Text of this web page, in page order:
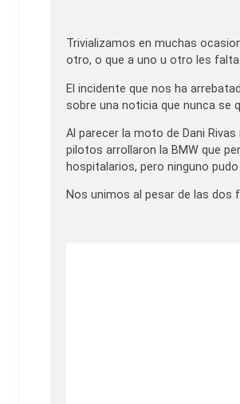
Trivializamos en muchas
otro, o que a uno u otro les falta
El incidente que nos ha
sobre una noticia que nunca se
Al parecer la moto de Dani
pilotos arrollaron la BMW que
hospitalarios, pero ninguno
Nos unimos al pesar de las dos